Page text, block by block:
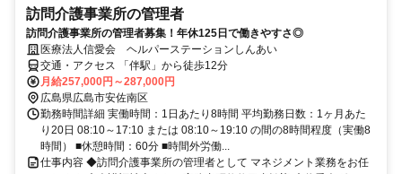
訪問介護事業所の管理者
訪問介護事業所の管理者募集！年休125日で働きやすさ◎
医療法人信愛会 ヘルパーステーションしんあい
交通・アクセス 「伴駅」から徒歩12分
月給257,000円～287,000円
広島県広島市安佐南区
勤務時間詳細 実働時間：1日あたり8時間 平均勤務日数：1ヶ月あた
り20日 08:10～17:10 または 08:10～19:10 の間の8時間程度（実働8
時間） ■休憩時間：60分 ■時間外労働...
仕事内容 ◆訪問介護事業所の管理者として マネジメント業務をお任